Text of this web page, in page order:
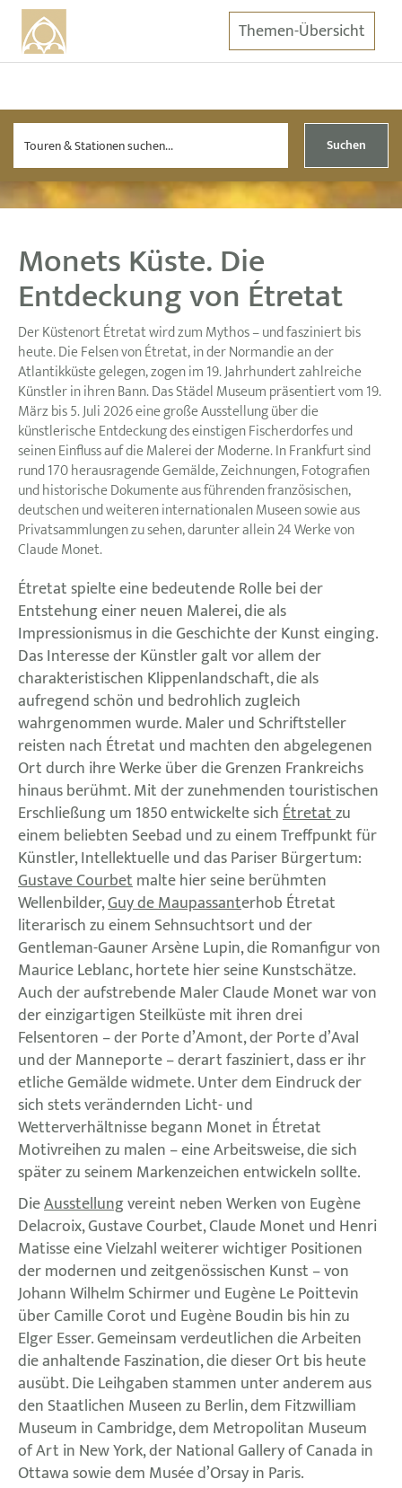
Themen-Übersicht
Suchen
Monets Küste. Die
Entdeckung von Étretat
Der Küstenort Étretat wird zum Mythos – und fasziniert bis
heute. Die Felsen von Étretat, in der Normandie an der
Atlantikküste gelegen, zogen im 19. Jahrhundert zahlreiche
Künstler in ihren Bann. Das Städel Museum präsentiert vom 19.
März bis 5. Juli 2026 eine große Ausstellung über die
künstlerische Entdeckung des einstigen Fischerdorfes und
seinen Einfluss auf die Malerei der Moderne. In Frankfurt sind
rund 170 herausragende Gemälde, Zeichnungen, Fotografien
und historische Dokumente aus führenden französischen,
deutschen und weiteren internationalen Museen sowie aus
Privatsammlungen zu sehen, darunter allein 24 Werke von
Claude Monet.
Étretat spielte eine bedeutende Rolle bei der
Entstehung einer neuen Malerei, die als
Impressionismus in die Geschichte der Kunst einging.
Das Interesse der Künstler galt vor allem der
charakteristischen Klippenlandschaft, die als
aufregend schön und bedrohlich zugleich
wahrgenommen wurde. Maler und Schriftsteller
reisten nach Étretat und machten den abgelegenen
Ort durch ihre Werke über die Grenzen Frankreichs
hinaus berühmt. Mit der zunehmenden touristischen
Erschließung um 1850 entwickelte sichÉtretatzu
einem beliebten Seebad und zu einem Treffpunkt für
Künstler, Intellektuelle und das Pariser Bürgertum:
Gustave Courbetmalte hier seine berühmten
Wellenbilder,Guy de Maupassanterhob Étretat
literarisch zu einem Sehnsuchtsort und der
Gentleman-Gauner Arsène Lupin, die Romanfigur von
Maurice Leblanc, hortete hier seine Kunstschätze.
Auch der aufstrebende Maler Claude Monet war von
der einzigartigen Steilküste mit ihren drei
Felsentoren – der Porte d’Amont, der Porte d’Aval
und der Manneporte – derart fasziniert, dass er ihr
etliche Gemälde widmete. Unter dem Eindruck der
sich stets verändernden Licht- und
Wetterverhältnisse begann Monet in Étretat
Motivreihen zu malen – eine Arbeitsweise, die sich
später zu seinem Markenzeichen entwickeln sollte.
DieAusstellungvereint neben Werken von Eugène
Delacroix, Gustave Courbet, Claude Monet und Henri
Matisse eine Vielzahl weiterer wichtiger Positionen
der modernen und zeitgenössischen Kunst – von
Johann Wilhelm Schirmer und Eugène Le Poittevin
über Camille Corot und Eugène Boudin bis hin zu
Elger Esser. Gemeinsam verdeutlichen die Arbeiten
die anhaltende Faszination, die dieser Ort bis heute
ausübt. Die Leihgaben stammen unter anderem aus
den Staatlichen Museen zu Berlin, dem Fitzwilliam
Museum in Cambridge, dem Metropolitan Museum
of Art in New York, der National Gallery of Canada in
Ottawa sowie dem Musée d’Orsay in Paris.